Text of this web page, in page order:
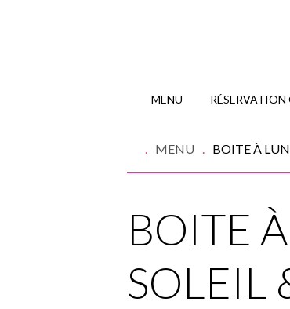
MENU RÉSERVATION
MENU BOITE À
BOITE
SOLEIL